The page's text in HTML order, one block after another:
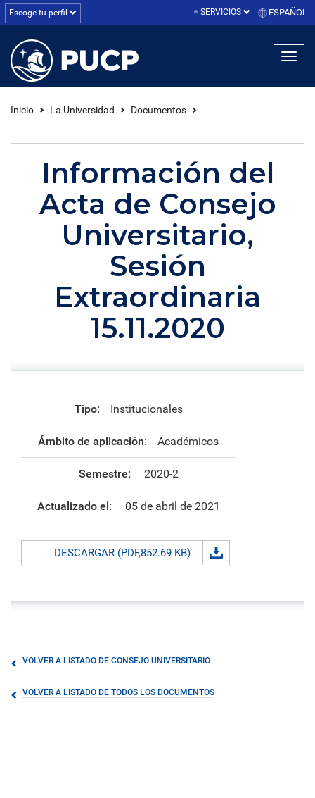
Escoge tu perfil SERVICIOS ESPAÑOL
Inicio La Universidad Documentos
Información del
Acta de Consejo
Universitario,
Sesión
Extraordinaria
15.11.2020
Tipo: Institucionales
Ámbito de aplicación: Académicos
Semestre: 2020-2
Actualizado el: 05 de abril de 2021
DESCARGAR (PDF,852.69 KB)
VOLVER A LISTADO DE CONSEJO UNIVERSITARIO
VOLVER A LISTADO DE TODOS LOS DOCUMENTOS